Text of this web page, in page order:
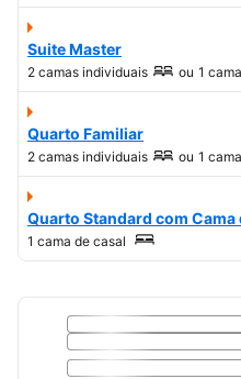
Suite Master
2 camas individuais ou 1
Quarto Familiar
2 camas individuais ou 1
Quarto Standard com Cama
1 cama de casal